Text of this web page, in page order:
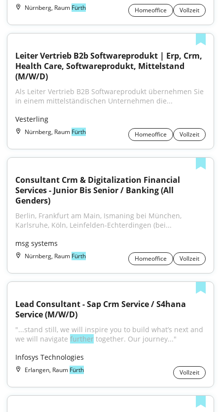
Nürnberg, Raum Fürth Homeoffice Vollzeit
Leiter Vertrieb B2b Softwareprodukt | Erp, Crm,
Health Care, Softwareprodukt, Mittelstand
(M/W/D)
Als Leiter Vertrieb B2B Softwareprodukt übernehmen Sie
in einem mittelständischen Unternehmen die...
Vesterling
Nürnberg, Raum Fürth Homeoffice Vollzeit
Consultant Crm & Digitalization Financial
Services - Junior Bis Senior / Banking (All
Genders)
Berlin, Frankfurt am Main, Ismaning bei München,
Karlsruhe, Köln, Leinfelden-Echterdingen (bei...
msg systems
Nürnberg, Raum Fürth Homeoffice Vollzeit
Lead Consultant - Sap Crm Service / S4hana
Service (M/W/D)
"...stand still, we will inspire you to build what’s next and
we will navigate further together. Our journey..."
Infosys Technologies
Erlangen, Raum Fürth Vollzeit